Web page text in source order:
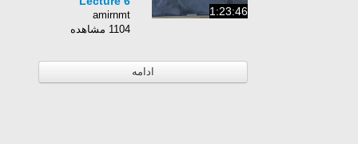
1:23:46
amirnmt
1104 مشاهده
ادامه